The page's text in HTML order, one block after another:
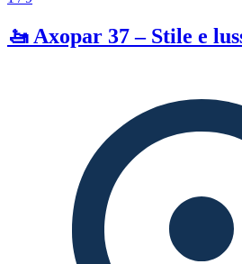
🚤 Axopar 37 – Stile e